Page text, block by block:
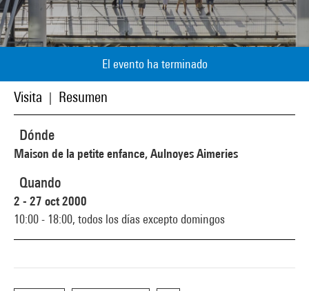
El evento ha terminado
Visita Resumen
Dónde
Maison de la petite enfance, Aulnoyes Aimeries
Quando
2 - 27 oct 2000
10:00 - 18:00, todos los días excepto domingos